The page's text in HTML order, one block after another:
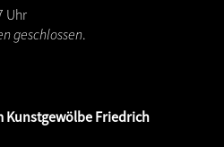
Uhr
geschlossen.
Kunstgewölbe Friedrich